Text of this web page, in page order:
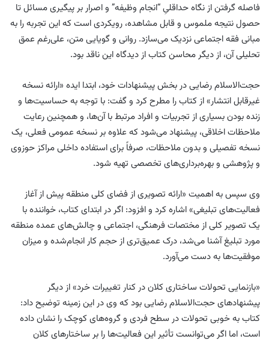
فاصله گرفتن از نگاه حداقلیِ “انجام وظیفه” و اصرار بر پیگیری مسائل تا
حصول نتیجه ملموس و قابل مشاهده، رویکردی است که این تجربه را به
مبانی فقه اجتماعی نزدیک می‌سازد. روانی و گویایی متن، علی‌رغم عمق
تحلیلی آن، از دیگر محاسن کتاب از دیدگاه این ناقد بود.
حجت‌الاسلام رضایی در بخش پیشنهادات خود، ابتدا ایده «ارائه نسخه
غیرقابل انتشار» از کتاب را مطرح کرد و گفت: با توجه به حساسیت‌ها و
زنده بودن بسیاری از تجربیات و افراد مرتبط با آن‌ها، و همچنین رعایت
ملاحظات اخلاقی، پیشنهاد می‌شود که علاوه بر نسخه عمومی فعلی، یک
نسخه تفصیلی و بدون ملاحظات، صرفاً برای استفاده داخلی مراکز حوزوی
و پژوهشی و بهره‌برداری‌های تخصصی تهیه شود.
وی سپس به اهمیت «ارائه تصویری از فضای کلی منطقه پیش از آغاز
فعالیت‌های تبلیغی» اشاره کرد و افزود: اگر در ابتدای کتاب، خواننده با
یک تصویر کلی از مختصات فرهنگی، اجتماعی و چالش‌های عمده منطقه
مورد تبلیغ آشنا می‌شد، درک عمیق‌تری از حجم کار انجام‌شده و میزان
موفقیت‌ها به دست می‌آورد.
«بازنمایی تحولات ساختاری کلان در کنار تغییرات خرد» از دیگر
پیشنهادهای حجت‌الاسلام رضایی بود که وی در این زمینه توضیح داد:
کتاب به خوبی تحولات در سطح فردی و گروه‌های کوچک را نشان داده
است، اما اگر می‌توانست تأثیر این فعالیت‌ها را بر ساختارهای کلان